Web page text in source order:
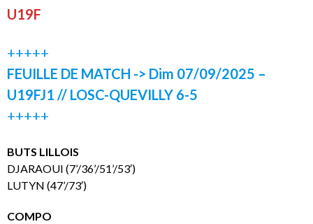
U19F
+++++
FEUILLE DE MATCH -> Dim 07/09/2025 –
U19FJ1 // LOSC-QUEVILLY 6-5
+++++
BUTS LILLOIS
DJARAOUI (7’/36’/51’/53′)
LUTYN (47’/73′)
COMPO